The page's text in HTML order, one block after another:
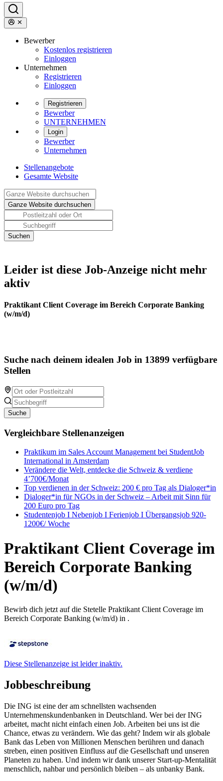
Bewerber
Kostenlos registrieren
Einloggen
Unternehmen
Registrieren
Einloggen
Registrieren
Bewerber
UNTERNEHMEN
Login
Bewerber
Unternehmen
Stellenangebote
Gesamte Website
Leider ist diese Job-Anzeige nicht mehr
aktiv
Praktikant Client Coverage im Bereich Corporate Banking
(w/m/d)
Suche nach deinem idealen Job in 13899 verfügbare
Stellen
Suche
Vergleichbare Stellenanzeigen
Praktikum im Sales Account Management bei StudentJob
International in Amsterdam
Verändere die Welt, entdecke die Schweiz & verdiene
4’700€/Monat
Top verdienen in der Schweiz: 200 € pro Tag als Dialoger*in
Dialoger*in für NGOs in der Schweiz – Arbeit mit Sinn für
200 Euro pro Tag
Studentenjob I Nebenjob I Ferienjob I Übergangsjob 920-
1200€/ Woche
Praktikant Client Coverage im
Bereich Corporate Banking
(w/m/d)
Bewirb dich jetzt auf die Stetelle Praktikant Client Coverage im
Bereich Corporate Banking (w/m/d) in .
Diese Stellenanzeige ist leider inaktiv.
Jobbeschreibung
Die ING ist eine der am schnellsten wachsenden
Unternehmenskundenbanken in Deutschland. Wer bei der ING
arbeitet, macht nicht einfach einen Job. Arbeiten bei uns ist die
Chance, etwas zu verändern. Wie das geht? Indem wir als globale
Bank das Leben von Millionen Menschen berühren und danach
streben, einen positiven Einfluss auf die Gesellschaft und unseren
Planeten zu haben. Und indem wir dank unserer Start-up-Mentalität
menschlich, nahbar und persönlich bleiben – als unbanky Bank.